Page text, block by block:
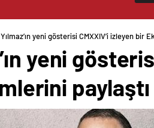
yeni gösterisi CMXXIV’i izleyen bir
yeni
paylaştı